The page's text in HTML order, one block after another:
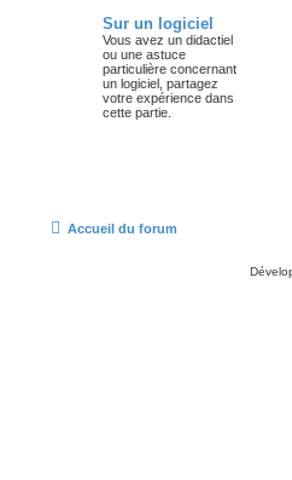
Sur un logiciel
Vous avez un didactiel
ou une astuce
particulière concernant
un logiciel, partagez
votre expérience dans
cette partie.
Accueil du forum